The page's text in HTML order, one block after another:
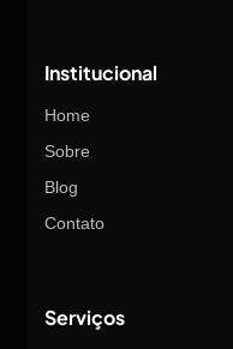
Institucional
Home
Sobre
Blog
Contato
Serviços